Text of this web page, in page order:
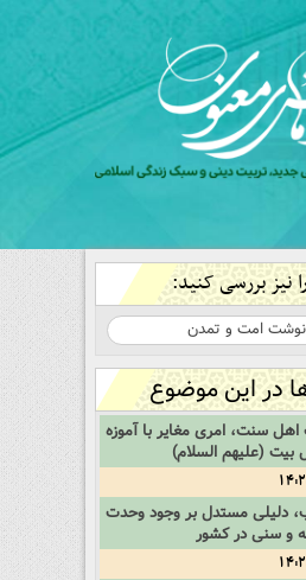
نیز بررسی کنید:
امت و تمدن
در این موضوع
سنت، امری مغایر با آموزه
(علیهم السلام)
دلیلی مستدل بر وجود وحدت
و سنی در کشور